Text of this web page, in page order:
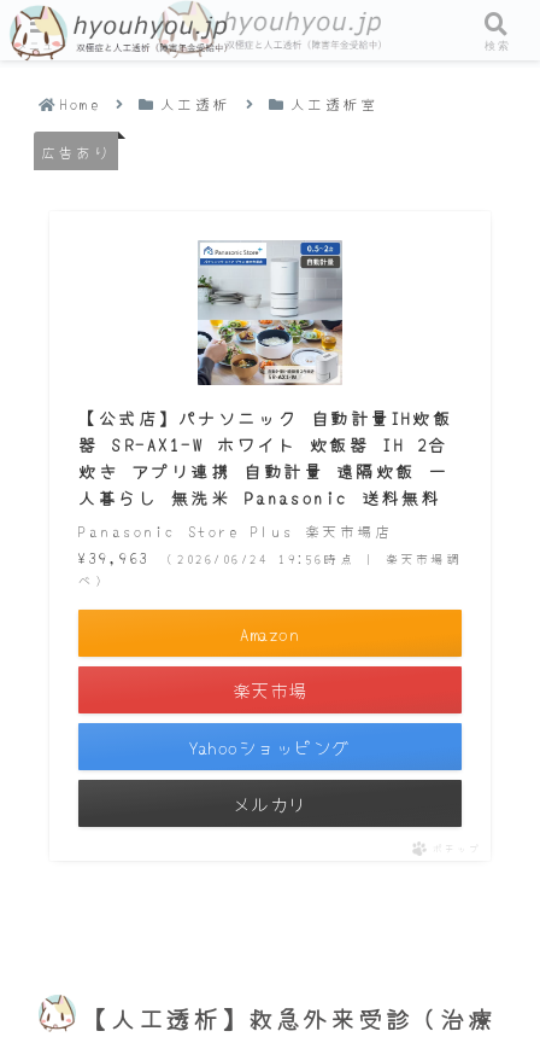
Home 人工透析 人工透析室
広告あり
【人工透析】救急外来受診（治療
【公式店】パナソニック 自動計量IH炊飯
器 SR-AX1-W ホワイト 炊飯器 IH 2合
炊き アプリ連携 自動計量 遠隔炊飯 一
人暮らし 無洗米 Panasonic 送料無料
Panasonic Store Plus 楽天市場店
¥39,963
（2026/06/24 19:56時点 | 楽天市場調
べ）
Amazon
楽天市場
Yahooショッピング
メルカリ
ポチップ
メニュー 検索